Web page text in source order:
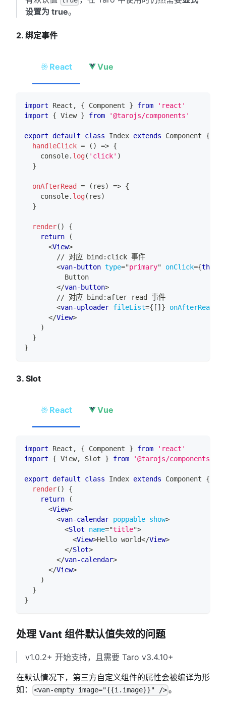
设置为 true。
2. 绑定事件
React Vue
import React , { Component } from
'react'
import
{ View } from '@tarojs/components'
export default class Index extends Component
{
handleClick = ( ) => {
console. log( 'click' )
}
onAfterRead = ( res) => {
console. log( res)
}
render( )
{
return
(
<View>
        // 对应 bind:click 事件
<van-button type="primary" onClick={this
          Button
</van-button>
        // 对应 bind:after-read 事件
<van-uploader fileList={ [ ] } onAfterRead
</View>
)
}
}
3. Slot
React Vue
import React , { Component } from
'react'
import
{ View, Slot } from '@tarojs/components'
export default class Index extends Component
{
render( )
{
return
(
<View>
<van-calendar poppable show>
<Slot name="title">
<View>Hello world</View>
</Slot>
</van-calendar>
</View>
)
}
}
处理 Vant 组件默认值失效的问题
v1.0.2+ 开始支持，且需要 Taro v3.4.10+
在默认情况下，第三方自定义组件的属性会被编译为形
如：
<van-empty image="{{i.image}}" /> 。